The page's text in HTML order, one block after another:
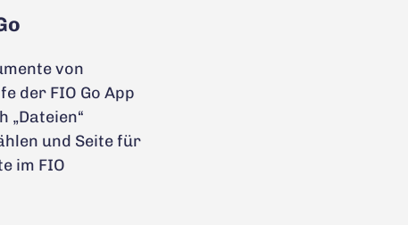
von
der FIO Go App
„Dateien“
und Seite für
im FIO